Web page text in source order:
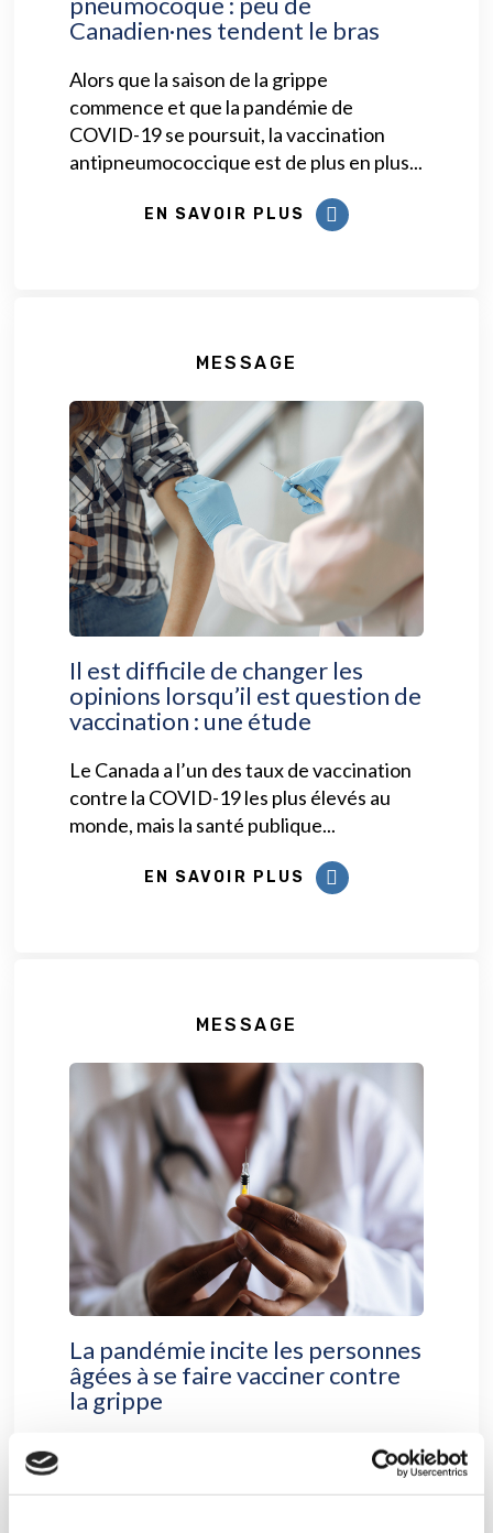
Canadien·nes tendent le bras
Alors que la saison de la grippe
commence et que la pandémie de
COVID-19 se poursuit, la vaccination
antipneumococcique est de plus en plus...
EN SAVOIR PLUS
MESSAGE
Il est difficile de changer les
opinions lorsqu’il est question de
vaccination : une étude
Le Canada a l’un des taux de vaccination
contre la COVID-19 les plus élevés au
monde, mais la santé publique...
EN SAVOIR PLUS
MESSAGE
La pandémie incite les personnes
âgées à se faire vacciner contre
la grippe
augmentent la probabilité de se faire
vacciner contre la grippe Nouvelle